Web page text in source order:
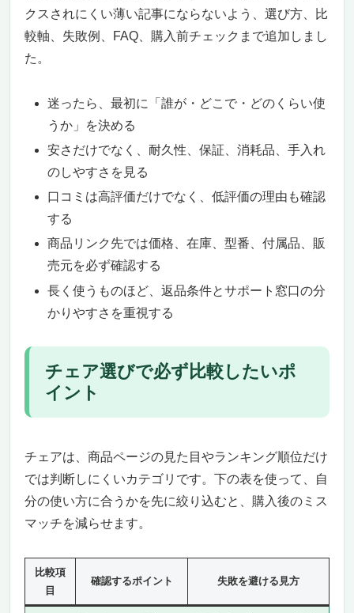
結論：壊れにくいゲーミングチェアならこの3脚
壊れにくいゲーミングチェア5選 一覧比較表
壊れにくいゲーミングチェアの選び方｜6つの絶
② ガスシリンダーの品質をチェックする
③ 張地の素材と耐久性を重視する
④ キャスターの素材と構造を確認
⑤ 耐荷重とサイズの適合性を確認
【ランキング】壊れにくいゲーミングチェアおす
すめ5選
【1位】 Secretlab TITAN Evo Black｜1位｜世界
基準の耐久性。長く愛されるゲーミングチェアの
王様
革新的な設計と卓越した耐久性で「失敗しない
1脚」
Secretlab TITAN Evo Blackのメリット・デメリ
ット
【2位】 AKRacing Pro-X V2｜2位｜5年保証×PU
レザー×スチールフレームで安心
AKRacing Pro-X V2のメリット・デメリット
【3位】 AutoFull M6 ゲーミングチェア｜3位｜コ
スパ最強の壊れにくいモデル
長持ちする快適性と先進機能の融合で「外さな
AutoFull M6 ゲーミングチェアのメリット・デ
メリット
クスされにくい薄い記事にならないよう、選び方、比
較軸、失敗例、FAQ、購入前チェックまで追加しまし
た。
迷ったら、最初に「誰が・どこで・どのくらい使
うか」を決める
安さだけでなく、耐久性、保証、消耗品、手入れ
のしやすさを見る
口コミは高評価だけでなく、低評価の理由も確認
する
商品リンク先では価格、在庫、型番、付属品、販
売元を必ず確認する
長く使うものほど、返品条件とサポート窓口の分
かりやすさを重視する
チェア選びで必ず比較したいポ
イント
チェアは、商品ページの見た目やランキング順位だけ
では判断しにくいカテゴリです。下の表を使って、自
分の使い方に合うかを先に絞り込むと、購入後のミス
マッチを減らせます。
比較項
目
確認するポイント 失敗を避ける見方